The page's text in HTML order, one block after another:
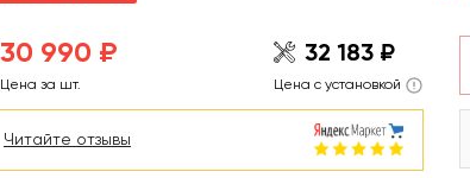
30 990 ₽
Цена за шт.
32 183 ₽
Цена с установкой
Читайте отзывы